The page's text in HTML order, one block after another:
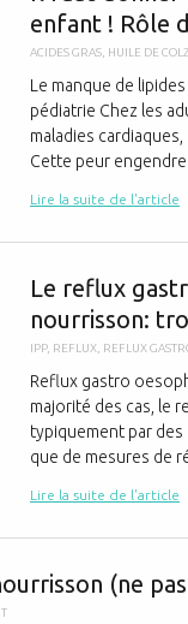
Asthme
Cardio
Chirurgie
enfant ! Rôle
ACIDES GRAS HUILE DE
Le manque de
pédiatrie Chez les
maladies
Cette peur
Lire la suite de l'article
Le reflux
nourrisson:
IPP, REFLUX REFLUX
Reflux gastro
majorité des cas, le
typiquement par
que de mesures de
Lire la suite de l'article
(ne